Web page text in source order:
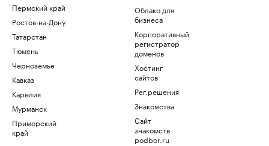
Пермский край
Ростов-на-Дону
Татарстан
Тюмень
Черноземье
Кавказ
Карелия
Мурманск
Приморский
край
Облако для
бизнеса
Корпоративный
регистратор
доменов
Хостинг
сайтов
Рег.решения
Знакомства
Сайт
знакомств
podbor.ru